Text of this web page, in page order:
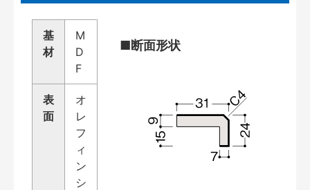
基
材
M
D
F
表
面
オ
レ
フ
ィ
ン
シ
■断面形状